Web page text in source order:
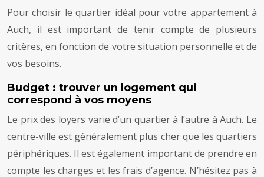
Pour choisir le quartier idéal pour votre appartement à
Auch, il est important de tenir compte de plusieurs
critères, en fonction de votre situation personnelle et de
vos besoins.
Budget : trouver un logement qui
correspond à vos moyens
Le prix des loyers varie d’un quartier à l’autre à Auch. Le
centre-ville est généralement plus cher que les quartiers
périphériques. Il est également important de prendre en
compte les charges et les frais d’agence. N’hésitez pas à